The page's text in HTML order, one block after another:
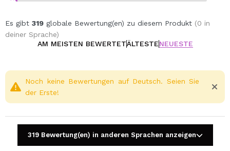
Es gibt 319 globale Bewertung(en) zu diesem Produkt (0 in
deiner Sprache)
AM MEISTEN BEWERTETÄLTESTENEUESTE
Noch keine Bewertungen auf Deutsch. Seien Sie
der Erste!
319 Bewertung(en) in anderen Sprachen anzeigen